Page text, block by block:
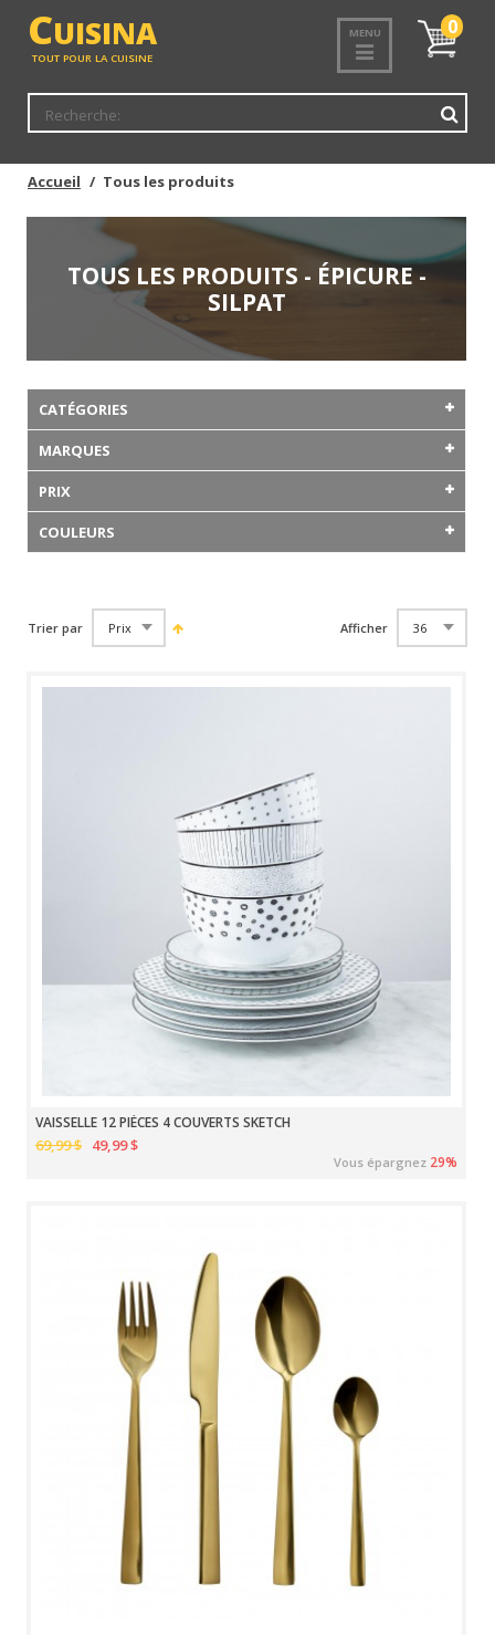
CUISINA
TOUT POUR LA CUISINE
MENU
Mon
panier
0
Accueil Tous les produits
TOUS LES PRODUITS - ÉPICURE -
SILPAT
CATÉGORIES
MARQUES
PRIX
COULEURS
Trier par Afficher
VAISSELLE 12 PIÈCES 4 COUVERTS SKETCH
69,99 $ 49,99 $
Vous épargnez 29%